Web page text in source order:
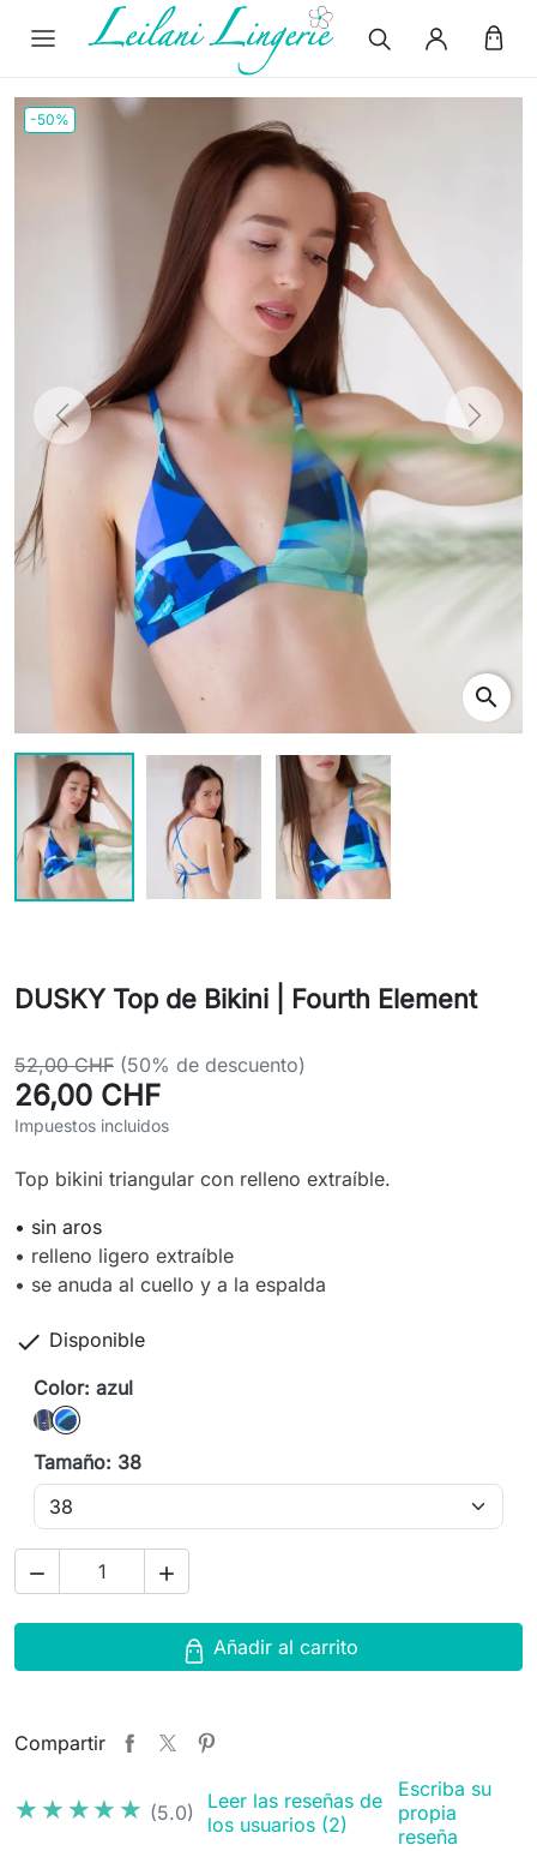
-50%
Previous Next
search
DUSKY Top de Bikini | Fourth Element
52,00 CHF (50% de descuento)
26,00 CHF
Impuestos incluidos
Top bikini triangular con relleno extraíble.
• sin aros
• relleno ligero extraíble
• se anuda al cuello y a la espalda
 Disponible
Color: azul
negro
azul
Tamaño: 38
 
Añadir al carrito
Compartir
★★★★★
★★★★★ (5.0)
Leer las reseñas de
los usuarios (2)
Escriba su
propia
reseña